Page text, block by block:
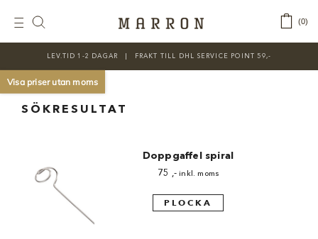
Toggle
KATEGORIER
Nyheter
Chokladfärger
Chokladkurser
‎ ‎ ‎ ‎ 0
LEV.TID 1-2 DAGAR ‎‏‏‎ ‎‏‏‎ ‎|‏‏‎ ‎‏‏‎ ‎‏‏‎ ‎FRAKT TILL DHL SERVICE POINT 59,-
SÖKRESULTAT
Doppgaffel spiral
75 ,-inkl. moms
PLOCKA
Visa priser utan moms